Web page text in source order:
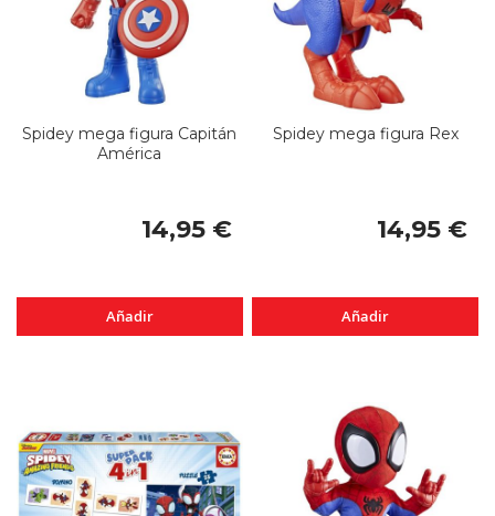
Spidey mega figura Capitán
América
14,95 €
Añadir
Spidey mega figura Rex
14,95 €
Añadir